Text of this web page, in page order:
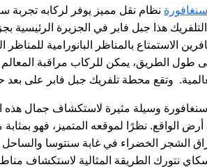
سنغافورة
هذا جبل فابر في الجزيرة
الاستمتاع بالمناظر البانورامية
طول الطريق، يمكن للركاب مراقبة
وتقع محطة تلفريك جبل فابر على بعد حوالي
وسيلة مثيرة لاستكشاف جمال هذه
الواقع. نظرًا لموقعه المتميز، فهو
الشجر الخضراء في غابة سنتوسا والساحل
نتورك الطريقة المثالية لاستكشاف